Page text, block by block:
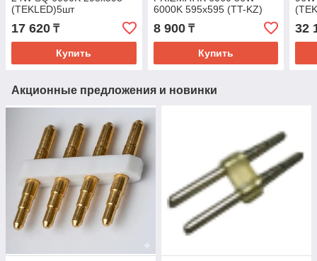
(TEKLED)5шт
17 620 ₸
Купить
6000K 595x595 (TT-KZ)
8 900₸
Купить
32
Акционные предложения и новинки